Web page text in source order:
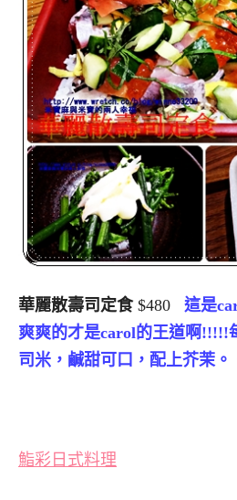
華麗散壽司定食$480
這是
爽爽的才是carol的王道啊!!!!!
司米，鹹甜可口，配上芥茉。
鮨彩日式料理